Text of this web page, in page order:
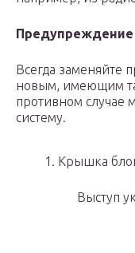
Предупреждение
Всегда заменяйте
новым, имеющим
противном случае
систему.
1. Крышка
Выступ